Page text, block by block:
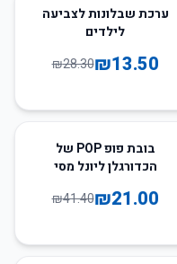
52
ערכת שבלונות לצביעה
לילדים
₪13.50
₪28.30
בובת פופ POP של
הכדורגלן ליונל מסי
₪21.00
₪41.40